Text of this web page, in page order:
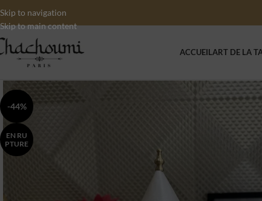
Skip to navigation
Skip to main content
ACCUEILART DE LA
-44%
EN RU
PTURE